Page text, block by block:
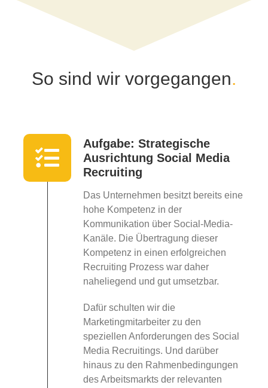
So sind wir vorgegangen.
Aufgabe: Strategische
Ausrichtung Social Media
Recruiting
Das Unternehmen besitzt bereits eine
hohe Kompetenz in der
Kommunikation über Social-Media-
Kanäle. Die Übertragung dieser
Kompetenz in einen erfolgreichen
Recruiting Prozess war daher
naheliegend und gut umsetzbar.
Dafür schulten wir die
Marketingmitarbeiter zu den
speziellen Anforderungen des Social
Media Recruitings. Und darüber
hinaus zu den Rahmenbedingungen
des Arbeitsmarkts der relevanten